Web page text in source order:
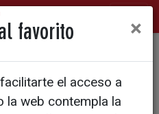
de Zamora
favorito ×
el acceso a
la web contempla la